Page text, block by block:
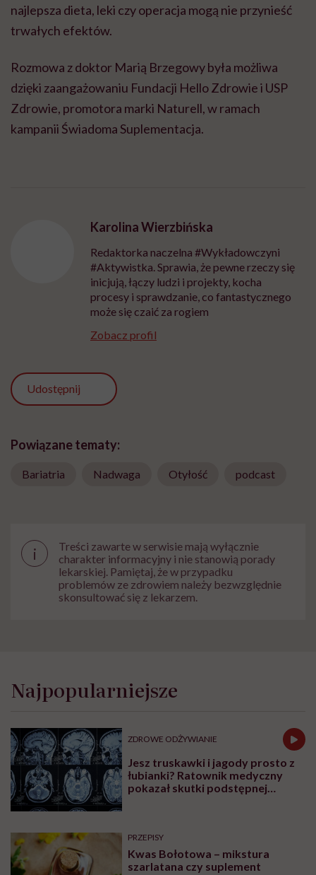
najlepsza dieta, leki czy operacja mogą nie przynieść
trwałych efektów.
Rozmowa z doktor Marią Brzegowy była możliwa
dzięki zaangażowaniu Fundacji Hello Zdrowie i USP
Zdrowie, promotora marki Naturell, w ramach
kampanii Świadoma Suplementacja.
Karolina Wierzbińska
Redaktorka naczelna #Wykładowczyni
#Aktywistka. Sprawia, że pewne rzeczy się
inicjują, łączy ludzi i projekty, kocha
procesy i sprawdzanie, co fantastycznego
może się czaić za rogiem
Zobacz profil
Udostępnij
Powiązane tematy:
Bariatria Nadwaga Otyłość podcast
i
Treści zawarte w serwisie mają wyłącznie
charakter informacyjny i nie stanowią porady
lekarskiej. Pamiętaj, że w przypadku
problemów ze zdrowiem należy bezwzględnie
skonsultować się z lekarzem.
Najpopularniejsze
ZDROWE ODŻYWIANIE
Jesz truskawki i jagody prosto z
łubianki? Ratownik medyczny
pokazał skutki podstępnej
PRZEPISY
Kwas Bołotowa – mikstura
szarlatana czy suplement